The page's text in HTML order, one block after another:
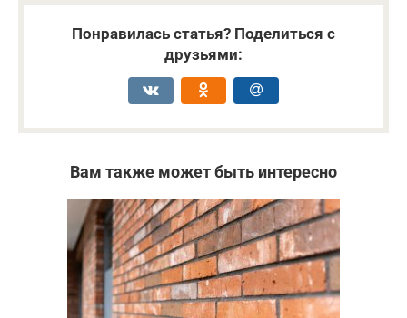
Понравилась статья? Поделиться с
друзьями:
Вам также может быть интересно